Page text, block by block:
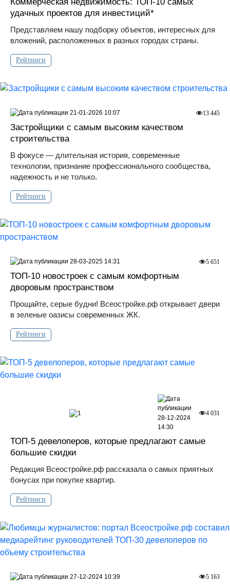
Коммерческая недвижимость: ТОП-10 самых
удачных проектов для инвестиций*
Представляем нашу подборку объектов, интересных для
вложений, расположенных в разных городах страны.
Рейтинги
Застройщики с самым высоким качеством
строительства
В фокусе — длительная история, современные
технологии, признание профессионального сообщества,
надежность и не только.
Рейтинги
13 445
21-01-2026 10:07
ТОП-10 новостроек с самым комфортным
дворовым пространством
Прощайте, серые будни! Всеостройке.рф открывает двери
в зеленые оазисы современных ЖК.
Рейтинги
5 651
28-03-2025 14:31
ТОП-5 девелоперов, которые предлагают самые
большие скидки
Редакция Всеостройке.рф рассказала о самых приятных
бонусах при покупке квартир.
Рейтинги
1 4 031
28-12-2024
14:30
5 163
27-12-2024 10:39